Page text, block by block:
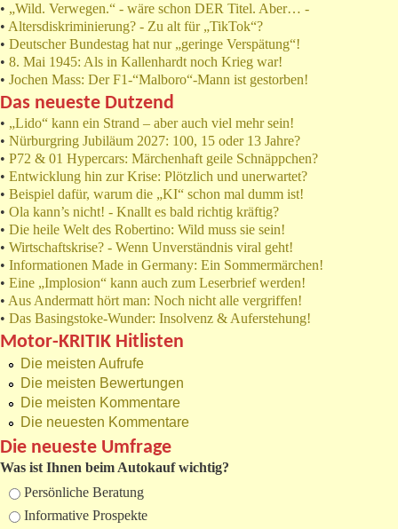
• „Wild. Verwegen.“ - wäre schon DER Titel. Aber… -
• Altersdiskriminierung? - Zu alt für „TikTok“?
• Deutscher Bundestag hat nur „geringe Verspätung“!
• 8. Mai 1945: Als in Kallenhardt noch Krieg war!
• Jochen Mass: Der F1-“Malboro“-Mann ist gestorben!
Das neueste Dutzend
• „Lido“ kann ein Strand – aber auch viel mehr sein!
• Nürburgring Jubiläum 2027: 100, 15 oder 13 Jahre?
• P72 & 01 Hypercars: Märchenhaft geile Schnäppchen?
• Entwicklung hin zur Krise: Plötzlich und unerwartet?
• Beispiel dafür, warum die „KI“ schon mal dumm ist!
• Ola kann’s nicht! - Knallt es bald richtig kräftig?
• Die heile Welt des Robertino: Wild muss sie sein!
• Wirtschaftskrise? - Wenn Unverständnis viral geht!
• Informationen Made in Germany: Ein Sommermärchen!
• Eine „Implosion“ kann auch zum Leserbrief werden!
• Aus Andermatt hört man: Noch nicht alle vergriffen!
• Das Basingstoke-Wunder: Insolvenz & Auferstehung!
Motor-KRITIK Hitlisten
Die meisten Aufrufe
Die meisten Bewertungen
Die meisten Kommentare
Die neuesten Kommentare
Die neueste Umfrage
Was ist Ihnen beim Autokauf wichtig?
Auswahlmöglichkeiten
Persönliche Beratung
Informative Prospekte